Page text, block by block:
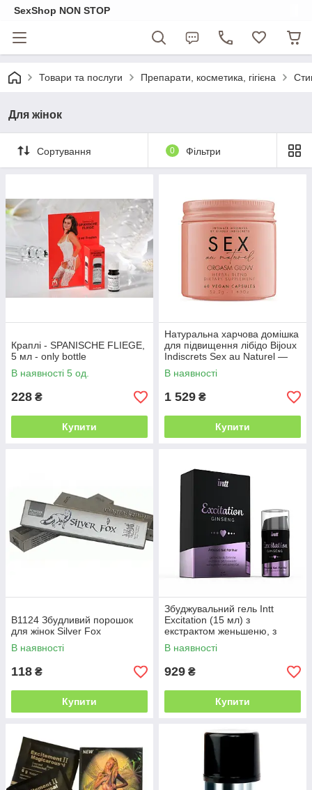
SexShop NON STOP
Товари та послуги Препарати, косметика, гігієна
Для жінок
Сортування 0 Фільтри
Краплі - SPANISCHE FLIEGE,
5 мл - only bottle
В наявності 5 од.
228 ₴
Купити
Натуральна харчова домішка
для підвищення лібідо Bijoux
Indiscrets Sex au Naturel —
Orgasm Glow
В наявності
1 529 ₴
Купити
B1124 Збудливий порошок
для жінок Silver Fox
В наявності
118 ₴
Купити
Збуджувальний гель Intt
Excitation (15 мл) з
екстрактом женьшеню, з
ефектом вібрації
В наявності
929 ₴
Купити